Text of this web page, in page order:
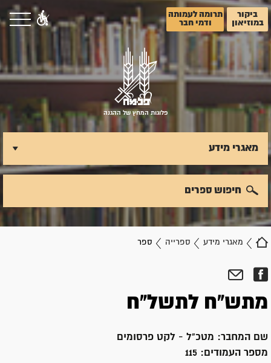
ביקור
במוזיאון
תרומה לעמותה
ודמי חבר
פלוגות המחץ של ההגנה
מאגרי מידע ספרייה ספר
מאגרי מידע
חיפוש ספרים
מתש"ח לתשל"ח
שם המחבר: מטכ"ל - לקט פרסומים
מספר העמודים: 115